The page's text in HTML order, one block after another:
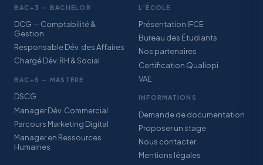
BAC+3 — BACHELOR
DCG — Comptabilité &
Gestion
Responsable Dév. des Affaires
Chargé Dév. RH & Social
BAC+5 — MASTÈRE
DSCG
Manager Dév. Commercial
Parcours Marketing Digital
Manager en Ressources
Humaines
L’ÉCOLE
Présentation IFCE
Bureau des Étudiants
Nos partenaires
Certification Qualiopi
VAE
INFORMATIONS
Demande de documentation
Proposer un stage
Nous contacter
Mentions légales